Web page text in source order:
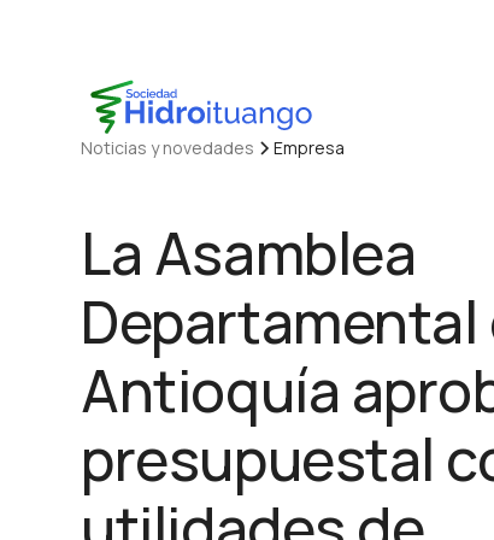
Noticias y novedades Empresa
La Asamblea
Departamental
Antioquía
presupuestal